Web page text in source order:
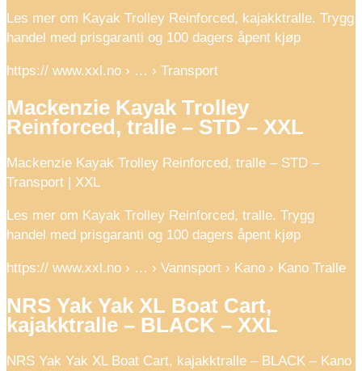
Les mer om Kayak Trolley Reinforced, kajakktralle. Trygg
handel med prisgaranti og 100 dagers åpent kjøp
https:// www.xxl.no › … › Transport
Mackenzie Kayak Trolley
Reinforced, tralle – STD – XXL
Mackenzie Kayak Trolley Reinforced, tralle – STD –
Transport | XXL
Les mer om Kayak Trolley Reinforced, tralle. Trygg
handel med prisgaranti og 100 dagers åpent kjøp
https:// www.xxl.no › … › Vannsport › Kano › Kano Tralle
NRS Yak Yak XL Boat Cart,
kajakktralle – BLACK – XXL
NRS Yak Yak XL Boat Cart, kajakktralle – BLACK – Kano